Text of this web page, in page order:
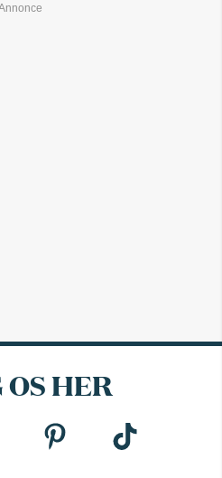
HER